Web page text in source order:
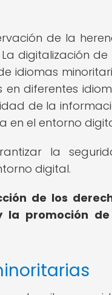
de la
digitalización de
idiomas
diferentes
de la
en el entorno
la
digital.
de los
la promoción